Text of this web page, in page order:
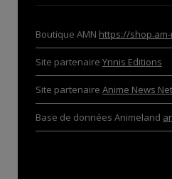
Boutique AMN https://
Site partenaire Ynnis Editions
Site partenaire Anime News
Base de données Animeland